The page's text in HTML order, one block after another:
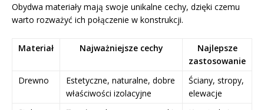
Obydwa materiały mają swoje unikalne cechy, dzięki czemu
warto rozważyć ich połączenie w konstrukcji.
Materiał Najważniejsze cechy
Najlepsze
zastosowanie
Drewno
Estetyczne, naturalne, dobre
właściwości izolacyjne
Ściany, stropy,
elewacje